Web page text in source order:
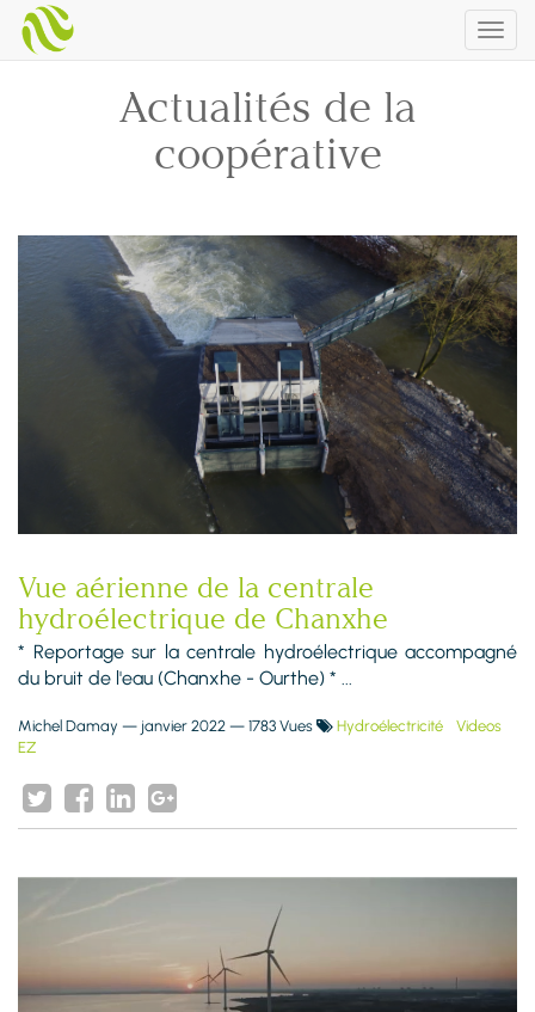
Actualités de la
coopérative
Vue aérienne de la centrale
hydroélectrique de Chanxhe
* Reportage sur la centrale hydroélectrique accompagné
du bruit de l'eau (Chanxhe - Ourthe) * ...
Michel Damay — janvier 2022 — 1783 Vues Hydroélectricité
Videos
EZ